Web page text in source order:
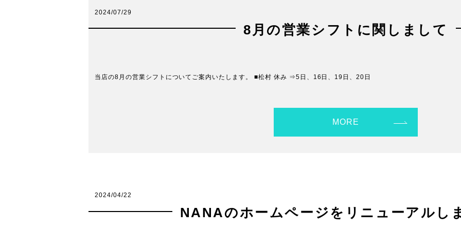
2024/07/29
8月の営業シフトに関しまして
当店の8月の営業シフトについてご案内いたします。 ■松村 休み ⇒5日、16日、19日、20日
MORE
2024/04/22
NANAのホームページをリニューアルし